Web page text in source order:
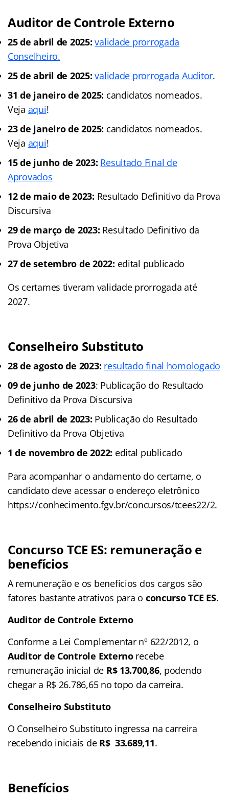
Auditor de Controle Externo
25 de abril de 2025: validade prorrogada
Conselheiro.
25 de abril de 2025: validade prorrogada Auditor.
31 de janeiro de 2025: candidatos nomeados.
Veja aqui!
23 de janeiro de 2025: candidatos nomeados.
Veja aqui!
15 de junho de 2023: Resultado Final de
Aprovados
12 de maio de 2023: Resultado Definitivo da Prova
Discursiva
29 de março de 2023: Resultado Definitivo da
Prova Objetiva
27 de setembro de 2022: edital publicado
Os certames tiveram validade prorrogada até
2027.
Conselheiro Substituto
28 de agosto de 2023: resultado final homologado
09 de junho de 2023: Publicação do Resultado
Definitivo da Prova Discursiva
26 de abril de 2023: Publicação do Resultado
Definitivo da Prova Objetiva
1 de novembro de 2022: edital publicado
Para acompanhar o andamento do certame, o
candidato deve acessar o endereço eletrônico
https://conhecimento.fgv.br/concursos/tcees22/2.
Concurso TCE ES: remuneração e
benefícios
A remuneração e os benefícios dos cargos são
fatores bastante atrativos para o concurso TCE ES.
Auditor de Controle Externo
Conforme a Lei Complementar nº 622/2012, o
Auditor de Controle Externo recebe
remuneração inicial de R$ 13.700,86, podendo
chegar a R$ 26.786,65 no topo da carreira.
Conselheiro Substituto
O Conselheiro Substituto ingressa na carreira
recebendo iniciais de R$ 33.689,11.
Benefícios